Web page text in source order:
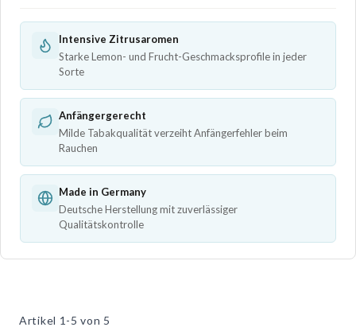
Intensive Zitrusaromen
Starke Lemon- und Frucht-Geschmacksprofile in jeder
Sorte
Anfängergerecht
Milde Tabakqualität verzeiht Anfängerfehler beim
Rauchen
Made in Germany
Deutsche Herstellung mit zuverlässiger
Qualitätskontrolle
Artikel 1-5 von 5